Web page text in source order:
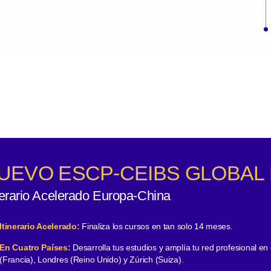
ESCP-CEIBS GLOBAL
Acelerado Europa-China
Itinerario Acelerado: Finaliza los cursos en tan solo 14 meses.
En Cuatro Países: Desarrolla tus estudios y amplía tu red profesional
(Francia), Londres (Reino Unido) y Zúrich (Suiza).